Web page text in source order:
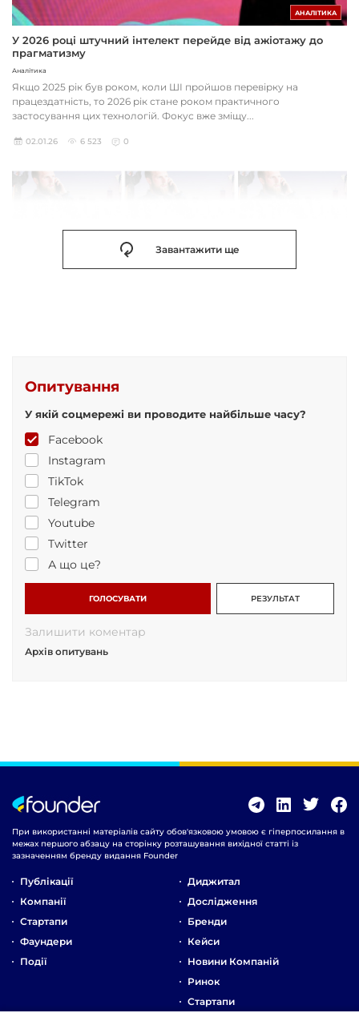
АНАЛІТИКА
У 2026 році штучний інтелект перейде від ажіотажу до
прагматизму
Аналітика
Якщо 2025 рік був роком, коли ШІ пройшов перевірку на
працездатність, то 2026 рік стане роком практичного
застосування цих технологій. Фокус вже зміщу...
02.01.26 6 523 0
Завантажити ще
Опитування
У якій соцмережі ви проводите найбільше часу?
Facebook
Instagram
TikTok
Telegram
Youtube
Twitter
А що це?
ГОЛОСУВАТИ РЕЗУЛЬТАТ
Залишити коментар
Архів опитувань
При використанні матеріалів сайту обов'язковою умовою є гіперпосилання в
межах першого абзацу на сторінку розташування вихідної статті із
зазначенням бренду видання Founder
Публікації
Компанії
Стартапи
Фаундери
Події
Диджитал
Дослідження
Бренди
Кейси
Новини Компаній
Ринок
Стартапи